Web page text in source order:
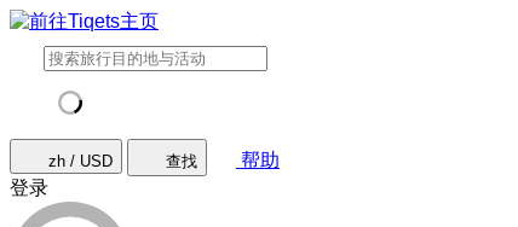
zh / USD 查找
帮助
登录